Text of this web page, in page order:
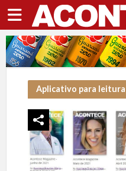
Aplicativo para leitura